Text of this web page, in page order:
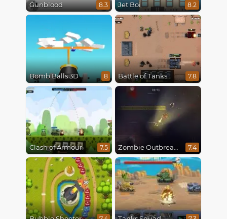
Gunblood 8.3 Jet Boi 8.2
Bomb Balls 3D 8 Battle of Tanks 7.8
Clash of Armour 7.5 Zombie Outbreak Arena 7.4